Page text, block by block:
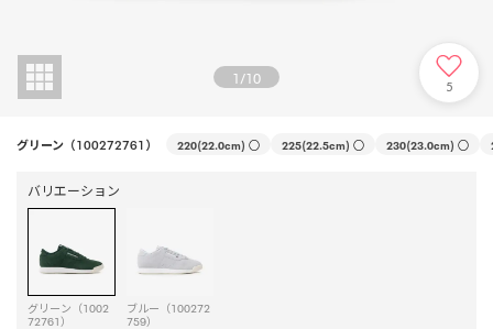
1/10 5
グリーン（100272761） 220(22.0cm) ○ 225(22.5cm) ○ 230(23.0cm) ○
バリエーション
グリーン（1002
72761）
ブルー（100272
759）